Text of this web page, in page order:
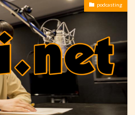
podcasting